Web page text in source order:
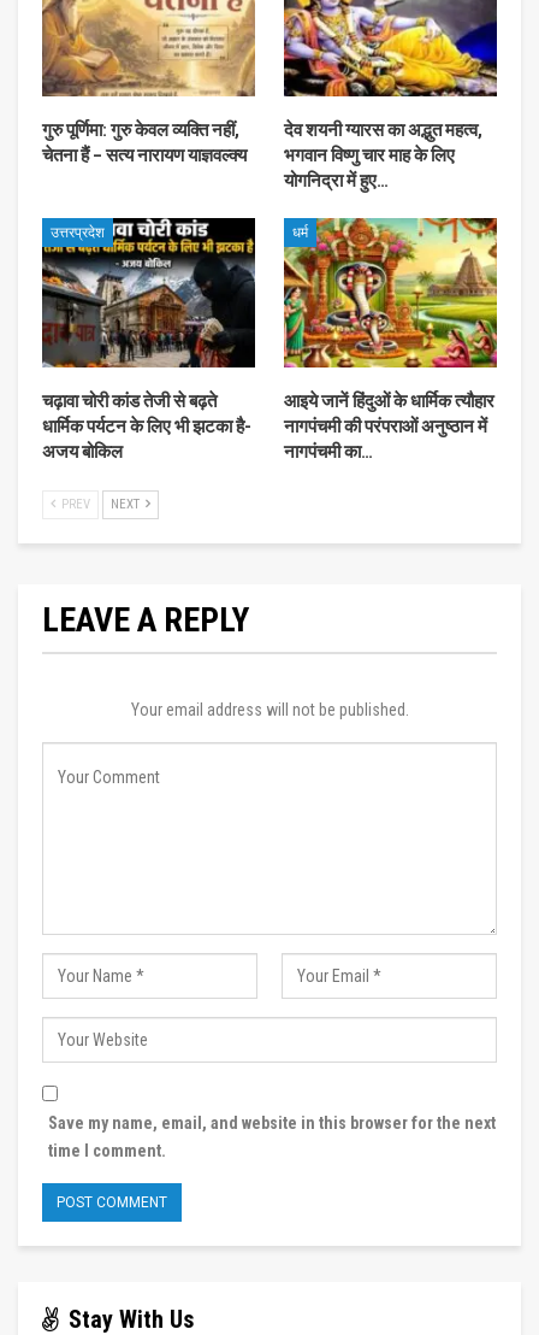
गुरु पूर्णिमा: गुरु केवल व्यक्ति नहीं,
चेतना हैं – सत्य नारायण याज्ञवल्क्य
देव शयनी ग्यारस का अद्भुत महत्व,
भगवान विष्णु चार माह के लिए
योगनिद्रा में हुए…
उत्तरप्रदेश
चढ़ावा चोरी कांड तेजी से बढ़ते
धार्मिक पर्यटन के लिए भी झटका है-
अजय बोकिल
धर्म
आइये जानें हिंदुओं के धार्मिक त्यौहार
नागपंचमी की परंपराओं अनुष्ठान में
नागपंचमी का…
PREV NEXT
LEAVE A REPLY
Your email address will not be published.
Save my name, email, and website in this browser for the next
time I comment.
Stay With Us